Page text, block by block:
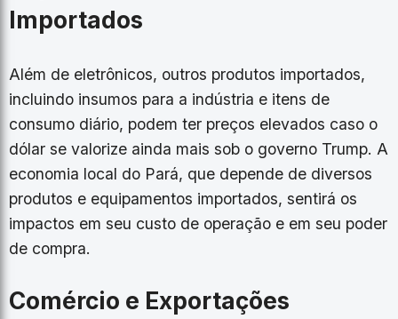
Importados
Além de eletrônicos, outros produtos importados,
incluindo insumos para a indústria e itens de
consumo diário, podem ter preços elevados caso o
dólar se valorize ainda mais sob o governo Trump. A
economia local do Pará, que depende de diversos
produtos e equipamentos importados, sentirá os
impactos em seu custo de operação e em seu poder
de compra.
Comércio e Exportações